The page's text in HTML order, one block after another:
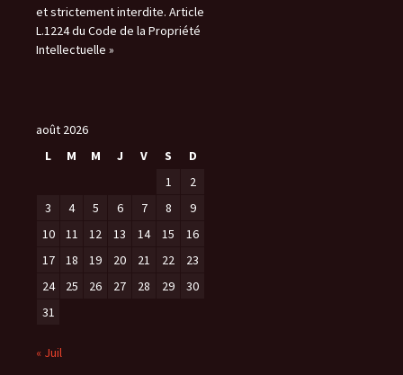
et strictement interdite. Article
L.1224 du Code de la Propriété
Intellectuelle »
août 2026
L
M M J V S
D
1
2
3
4 5 6 7 8
9
10
11 12 13 14 15
16
17
18 19 20 21 22
23
24
25 26 27 28 29
30
31
« Juil